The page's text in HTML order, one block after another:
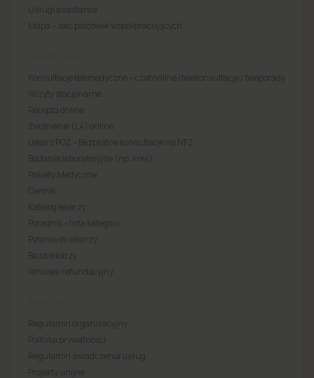
Usługi assistance
Mapa – sieć placówek współpracujących
Konsultacje telemedyczne – czat online i telekonsultacje / teleporady
Wizyty stacjonarne
Recepta online
Zwolnienie (L4) online
Lekarz POZ – Bezpłatne konsultacje na NFZ
Badania laboratoryjne (np. krwi)
Pakiety Medyczne
Cennik
Katalog lekarzy
Poradnik – lista kategorii
Pytania do lekarzy
Baza lekarzy
Wniosek refundacyjny
Regulamin organizacyjny
Polityka prywatności
Regulamin świadczenia usług
Projekty unijne